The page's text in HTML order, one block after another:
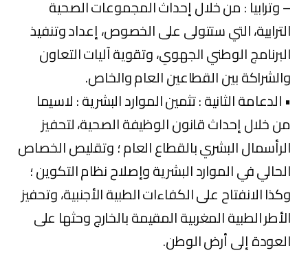
– وترابيا : من خلال إحداث المجموعات الصحية
الترابية، التي ستتولى على الخصوص، إعداد وتنفيذ
البرنامج الوطني الجهوي، وتقوية آليات التعاون
والشراكة بين القطاعين العام والخاص.
• الدعامة الثانية : تثمين الموارد البشرية : لاسيما
من خلال إحداث قانون الوظيفة الصحية، لتحفيز
الرأسمال البشري بالقطاع العام ؛ وتقليص الخصاص
الحالي في الموارد البشرية وإصلاح نظام التكوين ؛
وكذا الانفتاح على الكفاءات الطبية الأجنبية، وتحفيز
الأطر الطبية المغربية المقيمة بالخارج وحثها على
العودة إلى أرض الوطن.